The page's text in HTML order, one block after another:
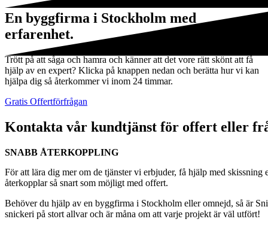
En byggfirma i Stockholm med
erfarenhet.
Trött på att såga och hamra och känner att det vore rätt skönt att få
hjälp av en expert? Klicka på knappen nedan och berätta hur vi kan
hjälpa dig så återkommer vi inom 24 timmar.
Gratis Offertförfrågan
Kontakta vår kundtjänst för offert eller
SNABB ÅTERKOPPLING
För att lära dig mer om de tjänster vi erbjuder, få hjälp med
återkopplar så snart som möjligt med offert.
Behöver du hjälp av en byggfirma i Stockholm eller omnejd, så är
snickeri på stort allvar och är måna om att varje projekt är väl utfört!